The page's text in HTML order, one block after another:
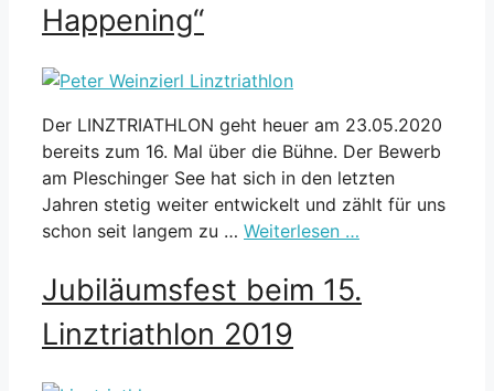
Happening“
Der LINZTRIATHLON geht heuer am 23.05.2020
bereits zum 16. Mal über die Bühne. Der Bewerb
am Pleschinger See hat sich in den letzten
Jahren stetig weiter entwickelt und zählt für uns
schon seit langem zu … Weiterlesen …
Jubiläumsfest beim 15.
Linztriathlon 2019